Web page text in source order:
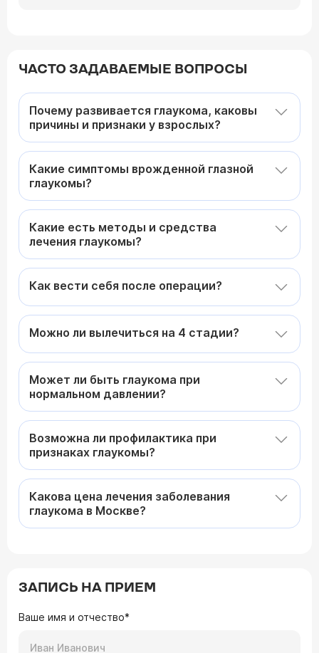
ЧАСТО ЗАДАВАЕМЫЕ ВОПРОСЫ
Почему развивается глаукома, каковы
причины и признаки у взрослых?
Какие симптомы врожденной глазной
глаукомы?
Какие есть методы и средства
лечения глаукомы?
Как вести себя после операции?
Можно ли вылечиться на 4 стадии?
Может ли быть глаукома при
нормальном давлении?
Возможна ли профилактика при
признаках глаукомы?
Какова цена лечения заболевания
глаукома в Москве?
ЗАПИСЬ НА ПРИЕМ
Ваше имя и отчество*